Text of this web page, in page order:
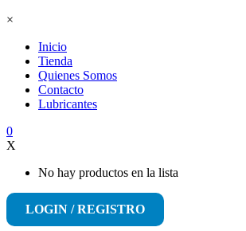
×
Inicio
Tienda
Quienes Somos
Contacto
Lubricantes
0
X
No hay productos en la lista
LOGIN / REGISTRO